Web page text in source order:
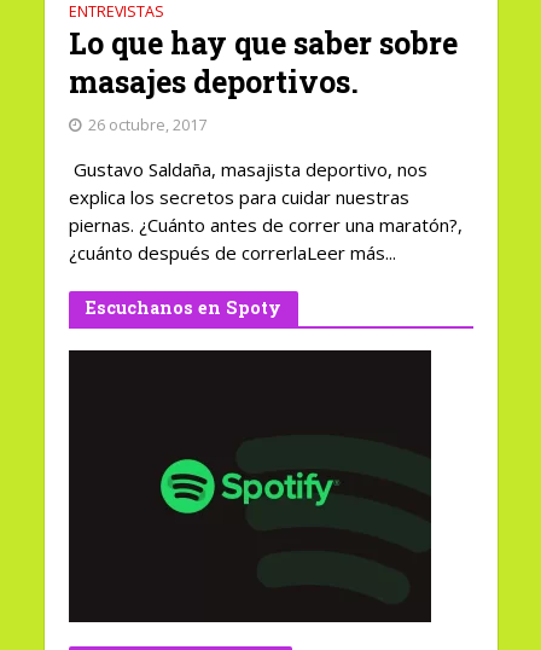
ENTREVISTAS
Lo que hay que saber sobre
masajes deportivos.
26 octubre, 2017
Gustavo Saldaña, masajista deportivo, nos
explica los secretos para cuidar nuestras
piernas. ¿Cuánto antes de correr una maratón?,
¿cuánto después de correrlaLeer más...
Escuchanos en Spoty